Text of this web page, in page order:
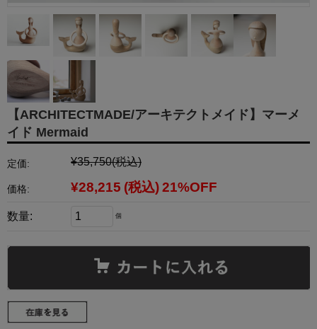
【ARCHITECTMADE/アーキテクトメイド】マーメ
イド Mermaid
定価: ¥35,750(税込)
価格: ¥28,215 (税込)21%OFF
数量: 個